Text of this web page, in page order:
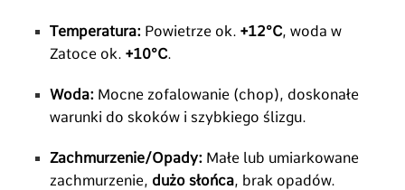
Temperatura: Powietrze ok. +12°C, woda w
Zatoce ok. +10°C.
Woda: Mocne zofalowanie (chop), doskonałe
warunki do skoków i szybkiego ślizgu.
Zachmurzenie/Opady: Małe lub umiarkowane
zachmurzenie, dużo słońca, brak opadów.